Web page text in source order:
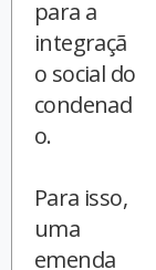
para a
integraçã
o social do
condenad
o.
Para isso,
uma
emenda